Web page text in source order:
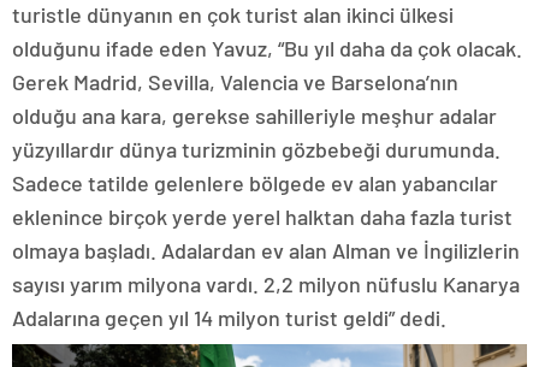
turistle dünyanın en çok turist alan ikinci ülkesi
olduğunu ifade eden Yavuz, “Bu yıl daha da çok olacak.
Gerek Madrid, Sevilla, Valencia ve Barselona’nın
olduğu ana kara, gerekse sahilleriyle meşhur adalar
yüzyıllardır dünya turizminin gözbebeği durumunda.
Sadece tatilde gelenlere bölgede ev alan yabancılar
eklenince birçok yerde yerel halktan daha fazla turist
olmaya başladı. Adalardan ev alan Alman ve İngilizlerin
sayısı yarım milyona vardı. 2,2 milyon nüfuslu Kanarya
Adalarına geçen yıl 14 milyon turist geldi” dedi.